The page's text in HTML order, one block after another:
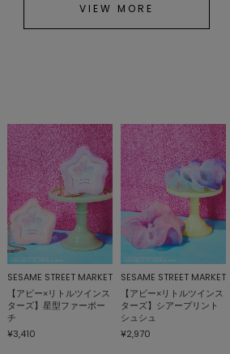
VIEW MORE
SESAME STREET MARKET
【アビー×リトルツインス
ターズ】星型ファーポー
チ
¥3,410
SESAME STREET MARKET
【アビー×リトルツインス
ターズ】シアープリント
シュシュ
¥2,970